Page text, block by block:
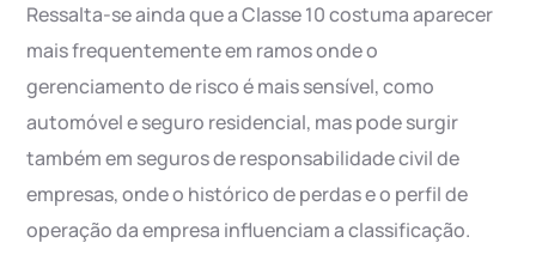
Ressalta-se ainda que a Classe 10 costuma aparecer
mais frequentemente em ramos onde o
gerenciamento de risco é mais sensível, como
automóvel e seguro residencial, mas pode surgir
também em seguros de responsabilidade civil de
empresas, onde o histórico de perdas e o perfil de
operação da empresa influenciam a classificação.